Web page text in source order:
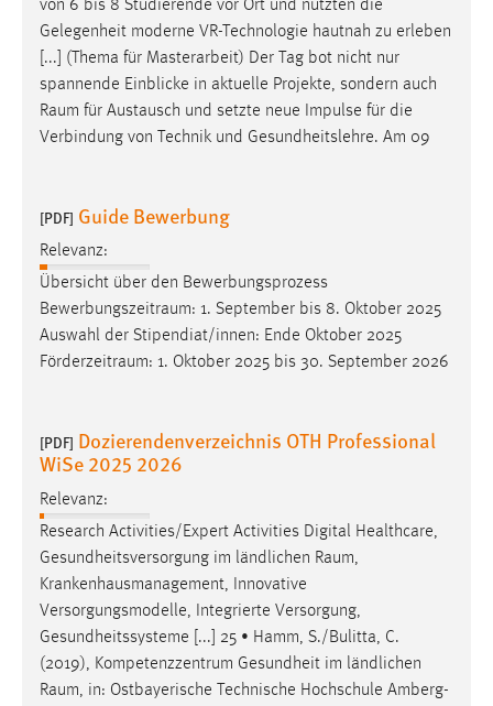
von 6 bis 8 Studierende vor Ort und nutzten die
Gelegenheit moderne VR-Technologie hautnah zu erleben
[...] (Thema für Masterarbeit) Der Tag bot nicht nur
spannende Einblicke in aktuelle Projekte, sondern auch
Raum für Austausch und setzte neue Impulse für die
Verbindung von Technik und Gesundheitslehre. Am 09
[PDF] Guide Bewerbung
Relevanz:
Übersicht über den Bewerbungsprozess
Bewerbungszeitraum: 1. September bis 8. Oktober 2025
Auswahl der Stipendiat/innen: Ende Oktober 2025
Förderzeitraum: 1. Oktober 2025 bis 30. September 2026
[PDF] Dozierendenverzeichnis OTH Professional
WiSe 2025 2026
Relevanz:
Research Activities/Expert Activities Digital Healthcare,
Gesundheitsversorgung im ländlichen Raum,
Krankenhausmanagement, Innovative
Versorgungsmodelle, Integrierte Versorgung,
Gesundheitssysteme [...] 25 • Hamm, S./Bulitta, C.
(2019), Kompetenzzentrum Gesundheit im ländlichen
Raum, in: Ostbayerische Technische Hochschule Amberg-
Für performante Seitenauslieferung wird in diesem Cookie
gespeichert, ob man eingeloggt ist.
Sprachpräferenz
Name:
Das Cookie speichert die gewählte Sprache der Website.
Cookie Laufzeit:
30 Tage
Chat
chat-frame-style-5e9dbeb1811c0446
Wird benötigt um die Chatfunktion nutzen zu können.
Cookie Laufzeit:
MibewSessionID, mibew-chat-frame-style-
Jahre, MIBEW_UserID = 1 Jahr
Login